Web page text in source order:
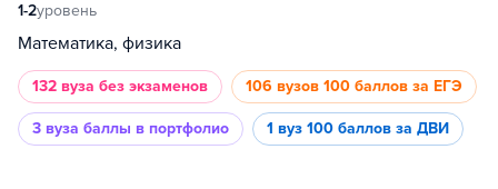
1-2уровень
Математика, физика
132 вуза без экзаменов 106 вузов 100 баллов за ЕГЭ
3 вуза баллы в портфолио 1 вуз 100 баллов за ДВИ